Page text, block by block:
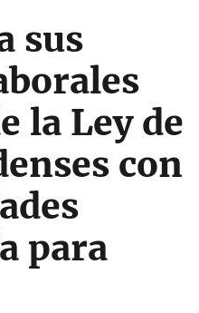
sus
la Ley de
con
para